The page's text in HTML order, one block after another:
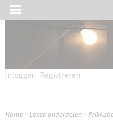
Inloggen Registreren
Home>Losse onderdelen >